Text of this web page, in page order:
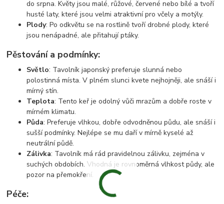
do srpna. Květy jsou malé, růžové, červené nebo bílé a tvoří
husté laty, které jsou velmi atraktivní pro včely a motýly.
Plody: Po odkvětu se na rostlině tvoří drobné plody, které
jsou nenápadné, ale přitahují ptáky.
Pěstování a podmínky:
Světlo: Tavolník japonský preferuje slunná nebo
polostinná místa. V plném slunci kvete nejhojněji, ale snáší i
mírný stín.
Teplota: Tento keř je odolný vůči mrazům a dobře roste v
mírném klimatu.
Půda: Preferuje vlhkou, dobře odvodněnou půdu, ale snáší i
sušší podmínky. Nejlépe se mu daří v mírně kyselé až
neutrální půdě.
Zálivka: Tavolník má rád pravidelnou zálivku, zejména v
suchých obdobích. Vhodná je rovnoměrná vlhkost půdy, ale
pozor na přemokření.
Péče: